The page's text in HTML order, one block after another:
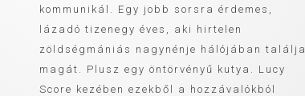
kommunikál. Egy jobb sorsra érdemes,
lázadó tizenegy éves, aki hirtelen
zöldségmániás nagynénje hálójában találja
magát. Plusz egy öntörvényű kutya. Lucy
Score kezében ezekből a hozzávalókból